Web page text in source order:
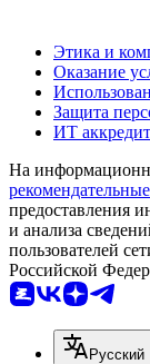
Этика и
Оказание
Защита
ИТ
На
предоставления
и анализа
пользователей
Российской
Русский